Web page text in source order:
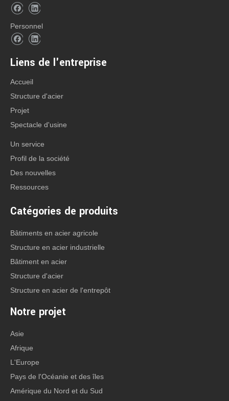
Personnel
Liens de l'entreprise
Accueil
Structure d'acier
Projet
Spectacle d'usine
Un service
Profil de la société
Des nouvelles
Ressources
Catégories de produits
Bâtiments en acier agricole
Structure en acier industrielle
Bâtiment en acier
Structure d'acier
Structure en acier de l'entrepôt
Notre projet
Asie
Afrique
L'Europe
Pays de l'Océanie et des îles
Amérique du Nord et du Sud